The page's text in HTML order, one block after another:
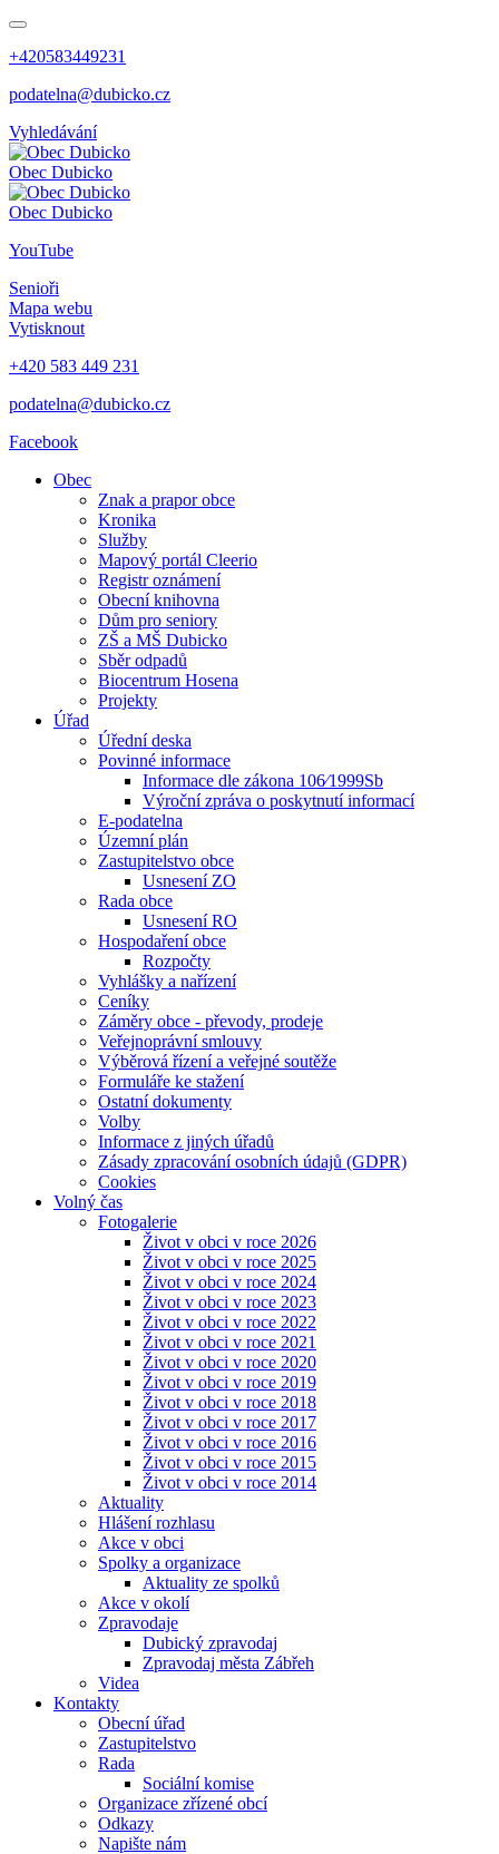
+420583449231
podatelna@dubicko.cz
Vyhledávání
Obec Dubicko
Obec Dubicko
YouTube
Senioři
Mapa webu
Vytisknout
+420 583 449 231
podatelna@dubicko.cz
Facebook
Obec
Znak a prapor obce
Kronika
Služby
Mapový portál Cleerio
Registr oznámení
Obecní knihovna
Dům pro seniory
ZŠ a MŠ Dubicko
Sběr odpadů
Biocentrum Hosena
Projekty
Úřad
Úřední deska
Povinné informace
Informace dle zákona 106⁄1999Sb
Výroční zpráva o poskytnutí informací
E-podatelna
Územní plán
Zastupitelstvo obce
Usnesení ZO
Rada obce
Usnesení RO
Hospodaření obce
Rozpočty
Vyhlášky a nařízení
Ceníky
Záměry obce - převody, prodeje
Veřejnoprávní smlouvy
Výběrová řízení a veřejné soutěže
Formuláře ke stažení
Ostatní dokumenty
Volby
Informace z jiných úřadů
Zásady zpracování osobních údajů (GDPR)
Cookies
Volný čas
Fotogalerie
Život v obci v roce 2026
Život v obci v roce 2025
Život v obci v roce 2024
Život v obci v roce 2023
Život v obci v roce 2022
Život v obci v roce 2021
Život v obci v roce 2020
Život v obci v roce 2019
Život v obci v roce 2018
Život v obci v roce 2017
Život v obci v roce 2016
Život v obci v roce 2015
Život v obci v roce 2014
Aktuality
Hlášení rozhlasu
Akce v obci
Spolky a organizace
Aktuality ze spolků
Akce v okolí
Zpravodaje
Dubický zpravodaj
Zpravodaj města Zábřeh
Videa
Kontakty
Obecní úřad
Zastupitelstvo
Rada
Sociální komise
Organizace zřízené obcí
Odkazy
Napište nám